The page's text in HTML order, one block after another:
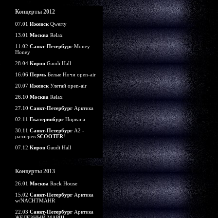
Концерты 2012
07.01 Ижевск Qwerty
13.01 Москва Relax
11.02 Санкт-Петербург Money
Honey
28.04 Киров Gaudi Hall
16.06 Пермь Белые Ночи open-air
20.07 Ижевск Улетай open-air
26.10 Москва Relax
27.10 Санкт-Петербург Арктика
02.11 Екатеринбург Нирвана
30.11 Санкт-Петербург А2 -
разогрев SCOOTER!
07.12 Киров Gaudi Hall
Концерты 2013
26.01 Москва Rock House
15.02 Санкт-Петербург Арктика
w/NACHTMAHR
22.03 Санкт-Петербург Арктика